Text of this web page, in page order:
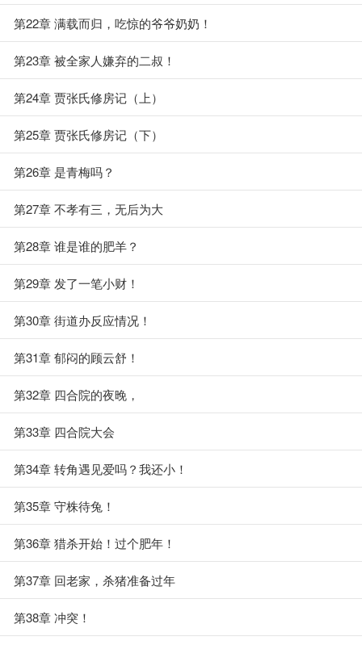
第22章 满载而归，吃惊的爷爷奶奶！
第23章 被全家人嫌弃的二叔！
第24章 贾张氏修房记（上）
第25章 贾张氏修房记（下）
第26章 是青梅吗？
第27章 不孝有三，无后为大
第28章 谁是谁的肥羊？
第29章 发了一笔小财！
第30章 街道办反应情况！
第31章 郁闷的顾云舒！
第32章 四合院的夜晚，
第33章 四合院大会
第34章 转角遇见爱吗？我还小！
第35章 守株待兔！
第36章 猎杀开始！过个肥年！
第37章 回老家，杀猪准备过年
第38章 冲突！